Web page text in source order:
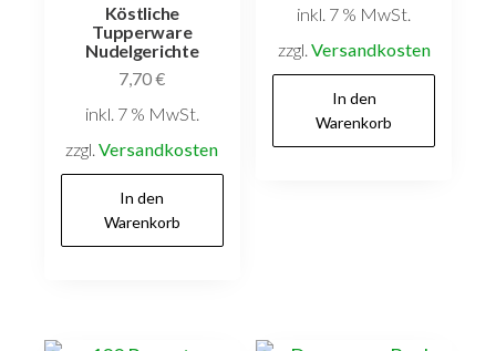
Köstliche
Tupperware
Nudelgerichte
7,70€
inkl. 7 % MwSt.
zzgl.Versandkosten
In den
Warenkorb
inkl. 7 % MwSt.
zzgl. Versandkosten
In den
Warenkorb